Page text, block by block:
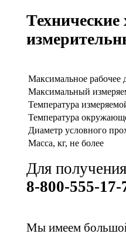
Технические
Максимальное рабочее
Максимальный
Температура
Температура
Диаметр условного
Масса, кг, не более
Для
8-800-555-17-
Мы имеем большой